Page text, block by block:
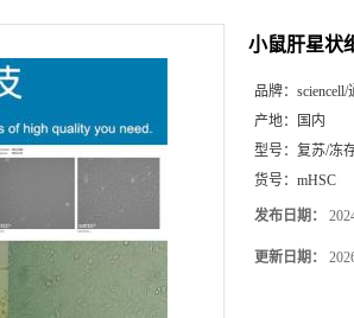
小鼠肝星状
品牌： sciencell/
产地：
国内
型号： 复苏/冻
货号： mHSC
发布日期：
更新日期：